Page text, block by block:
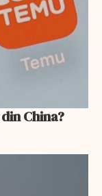
China?